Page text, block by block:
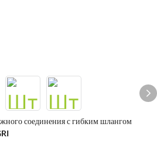
соединения с гибким шлангом